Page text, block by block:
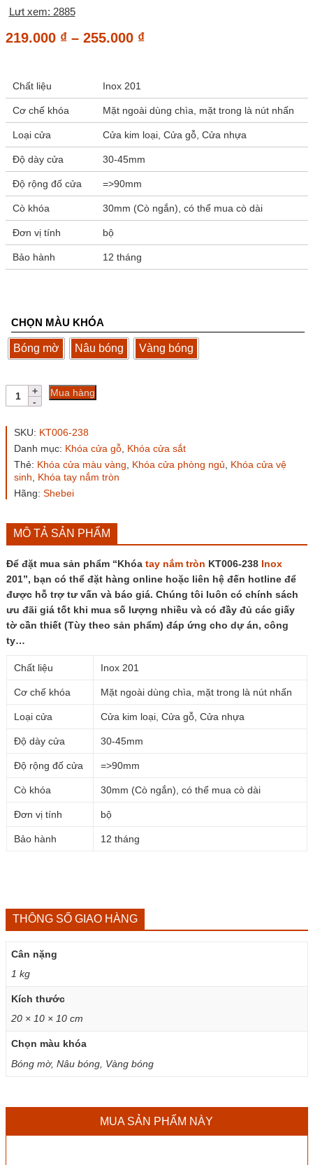
Lưt xem: 2885
219.000 ₫ – 255.000 ₫Khoảng
đến
255.000 ₫
Chất liệu Inox 201
Cơ chế khóa Mặt ngoài dùng chìa, mặt trong là nút nhấn
Loại cửa Cửa kim loại, Cửa gỗ, Cửa nhựa
Độ dày cửa 30-45mm
Độ rộng đố cửa =>90mm
Cò khóa 30mm (Cò ngắn), có thể mua cò dài
Đơn vị tính bộ
Bảo hành 12 tháng
CHỌN MÀU KHÓA
Bóng mờ Nâu bóng Vàng bóng
Khóa
tay
tròn
238
Inox
201
số
Mua hàng
SKU: KT006-238
Danh mục: Khóa cửa gỗ, Khóa cửa sắt
Thẻ: Khóa cửa màu vàng Khóa cửa phòng ngủ
Khóa cửa vệ
sinh
Khóa tay nắm tròn
Hãng: Shebei
MÔ TẢ SẢN PHẨM
Để đặt mua sản phẩm “Khóa tay nắm tròn KT006-238 Inox
201”, bạn có thể đặt hàng online hoặc liên hệ đến hotline để
được hỗ trợ tư vấn và báo giá. Chúng tôi luôn có chính sách
ưu đãi giá tốt khi mua số lượng nhiều và có đầy đủ các giấy
tờ cần thiết (Tùy theo sản phẩm) đáp ứng cho dự án, công
ty…
Chất liệu Inox 201
Cơ chế khóa Mặt ngoài dùng chìa, mặt trong là nút nhấn
Loại cửa Cửa kim loại, Cửa gỗ, Cửa nhựa
Độ dày cửa 30-45mm
Độ rộng đố cửa =>90mm
Cò khóa 30mm (Cò ngắn), có thể mua cò dài
Đơn vị tính bộ
Bảo hành 12 tháng
THÔNG SỐ GIAO HÀNG
Cân nặng
1 kg
Kích thước
20 × 10 × 10 cm
Chọn màu khóa
Bóng mờ, Nâu bóng, Vàng bóng
MUA SẢN PHẨM NÀY